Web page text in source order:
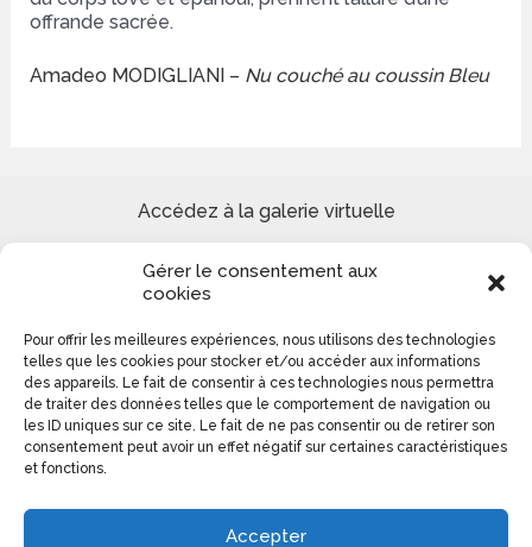
Gérer le consentement aux
cookies
Pour offrir les meilleures expériences, nous utilisons des technologies
telles que les cookies pour stocker et/ou accéder aux informations
des appareils. Le fait de consentir à ces technologies nous permettra
de traiter des données telles que le comportement de navigation ou
les ID uniques sur ce site. Le fait de ne pas consentir ou de retirer son
consentement peut avoir un effet négatif sur certaines caractéristiques
et fonctions.
Accepter
offrande sacrée.
Amadeo MODIGLIANI – Nu couché au coussin Bleu
Accédez à la galerie virtuelle
Site de peinture Reproduction tableaux de Maîtres et
Création paysages urbains et marins
Colomba Ducrot 0613140276